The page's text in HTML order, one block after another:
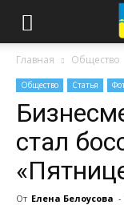
Главная Общество
Общество Статья
стал
От Елена Белоусова -